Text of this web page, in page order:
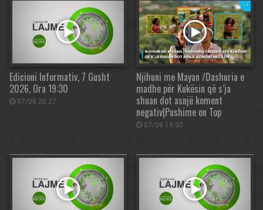
Edicioni Informativ, 7 Gusht
2026, Ora 19:30
07/08 20:27
Njihuni me Mayan /Dashuria e
madhe për Kukësin që s’ja
shuan dot asnjë koment
negativ|Pushime on Top
07/08 19:30